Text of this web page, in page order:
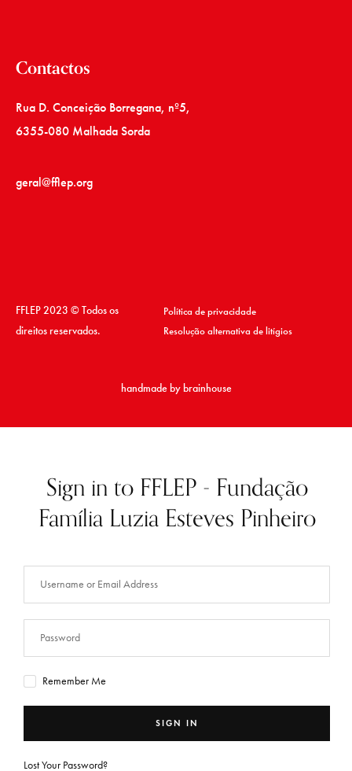
Contactos
Rua D. Conceição Borregana, nº5,
6355-080 Malhada Sorda
geral@fflep.org
FFLEP 2023 © Todos os
direitos reservados.
Política de privacidade
Resolução alternativa de litígios
handmade by brainhouse
Sign in to FFLEP - Fundação
Família Luzia Esteves Pinheiro
Remember Me
SIGN IN
Lost Your Password?